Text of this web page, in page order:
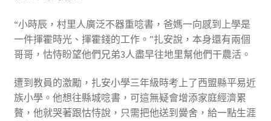
“小時辰，村里人廣泛不器重唸書，爸媽一向感到上學是
一件揮霍時光、揮霍錢的工作。”扎安說，本身還有兩個
哥哥，怙恃盼望他們兄弟3人盡早往地里幫他們干農活。
遭到教員的激勵，扎安小學三年級時考上了西盟縣平易近
族小學。他想往縣城唸書，可這無疑會增添家庭經濟累
贅，他就哭著跟怙恃說，只需把他送到黌舍，給一點生涯